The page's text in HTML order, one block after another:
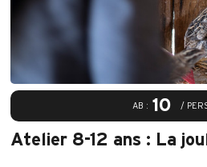
AB : 10 /
Atelier 8-12 ans : La